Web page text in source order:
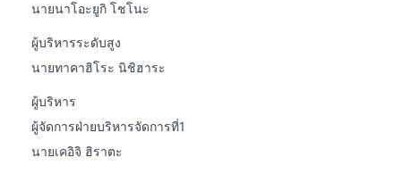
นายนาโอะยูกิ โชโนะ
ผู้บริหารระดับสูง
นายทาคาฮิโระ นิชิฮาระ
ผู้บริหาร
ผู้จัดการฝ่ายบริหารจัดการที่1
นายเคอิจิ ฮิราตะ